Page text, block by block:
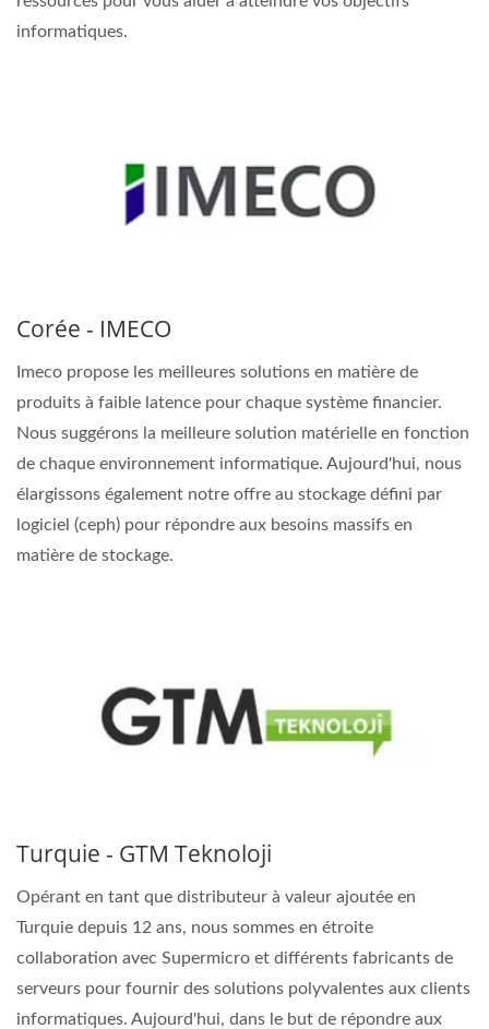
informatiques.
Corée - IMECO
Imeco propose les meilleures solutions en matière de
produits à faible latence pour chaque système financier.
Nous suggérons la meilleure solution matérielle en fonction
de chaque environnement informatique. Aujourd'hui, nous
élargissons également notre offre au stockage défini par
logiciel (ceph) pour répondre aux besoins massifs en
matière de stockage.
Turquie - GTM Teknoloji
Opérant en tant que distributeur à valeur ajoutée en
Turquie depuis 12 ans, nous sommes en étroite
collaboration avec Supermicro et différents fabricants de
serveurs pour fournir des solutions polyvalentes aux clients
informatiques. Aujourd'hui, dans le but de répondre aux